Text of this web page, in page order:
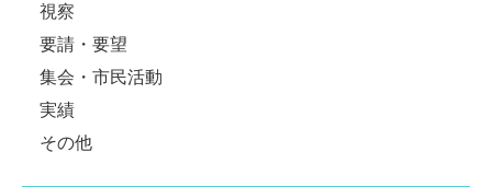
視察
要請・要望
集会・市民活動
実績
その他